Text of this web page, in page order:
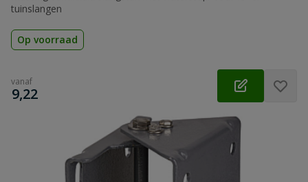
tuinslangen
Op voorraad
vanaf
€
9,22